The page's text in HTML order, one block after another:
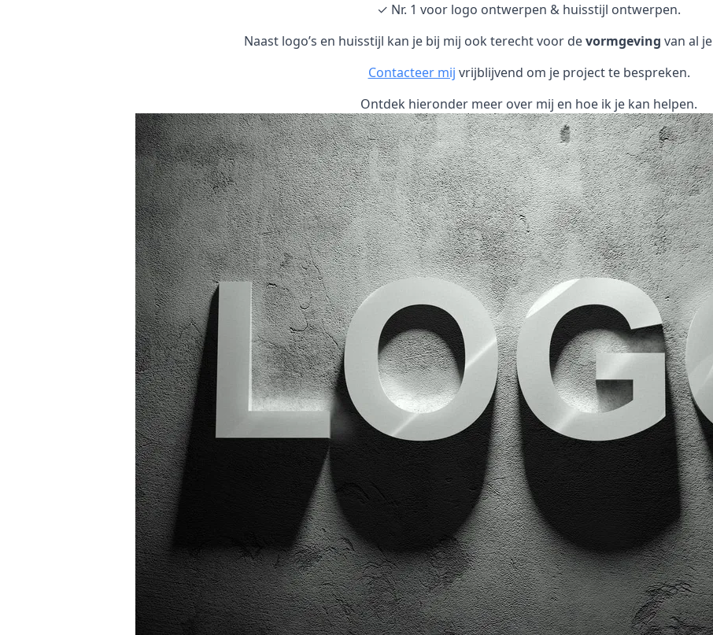
✓ Nr. 1 voor logo ontwerpen & huisstijl ontwerpen.
Naast logo’s en huisstijl kan je bij mij ook terecht voor devormgeving van al je
Contacteer mij vrijblijvend om je project te bespreken.
Ontdek hieronder meer over mij en hoe ik je kan helpen.